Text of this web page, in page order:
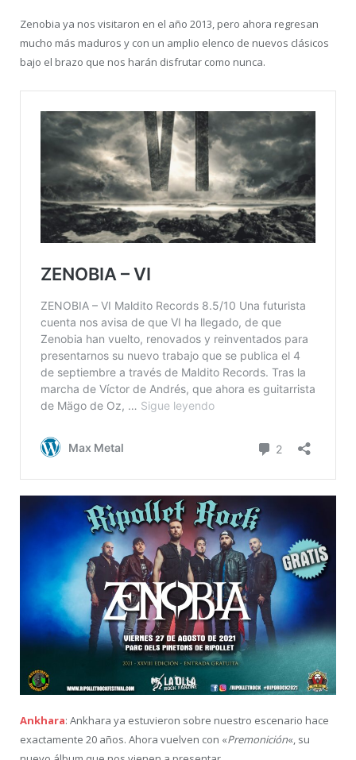
Zenobia ya nos visitaron en el año 2013, pero ahora regresan
mucho más maduros y con un amplio elenco de nuevos clásicos
bajo el brazo que nos harán disfrutar como nunca.
Ankhara: Ankhara ya estuvieron sobre nuestro escenario hace
exactamente 20 años. Ahora vuelven con «Premonición«, su